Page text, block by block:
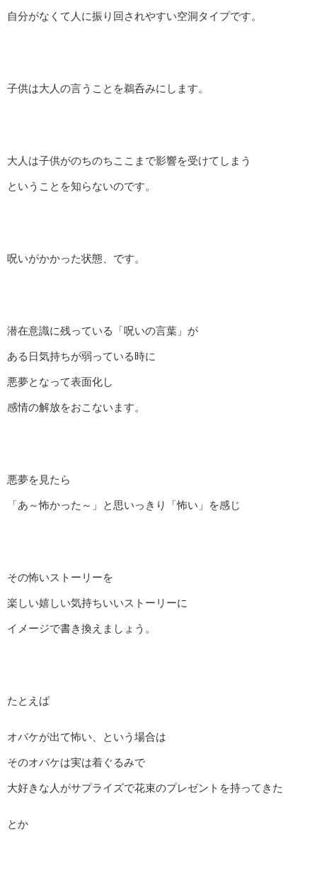
自分がなくて人に振り回されやすい空洞タイプです。
子供は大人の言うことを鵜呑みにします。
大人は子供がのちのちここまで影響を受けてしまう
ということを知らないのです。
呪いがかかった状態、です。
潜在意識に残っている「呪いの言葉」が
ある日気持ちが弱っている時に
悪夢となって表面化し
感情の解放をおこないます。
悪夢を見たら
「あ～怖かった～」と思いっきり「怖い」を感じ
その怖いストーリーを
楽しい嬉しい気持ちいいストーリーに
イメージで書き換えましょう。
たとえば
オバケが出て怖い、という場合は
そのオバケは実は着ぐるみで
大好きな人がサプライズで花束のプレゼントを持ってきた
とか